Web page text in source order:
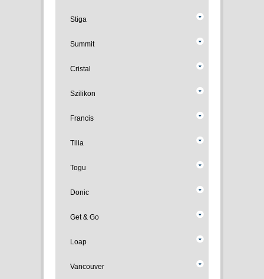
Stiga
Summit
Cristal
Szilikon
Francis
Tilia
Togu
Donic
Get & Go
Loap
Vancouver